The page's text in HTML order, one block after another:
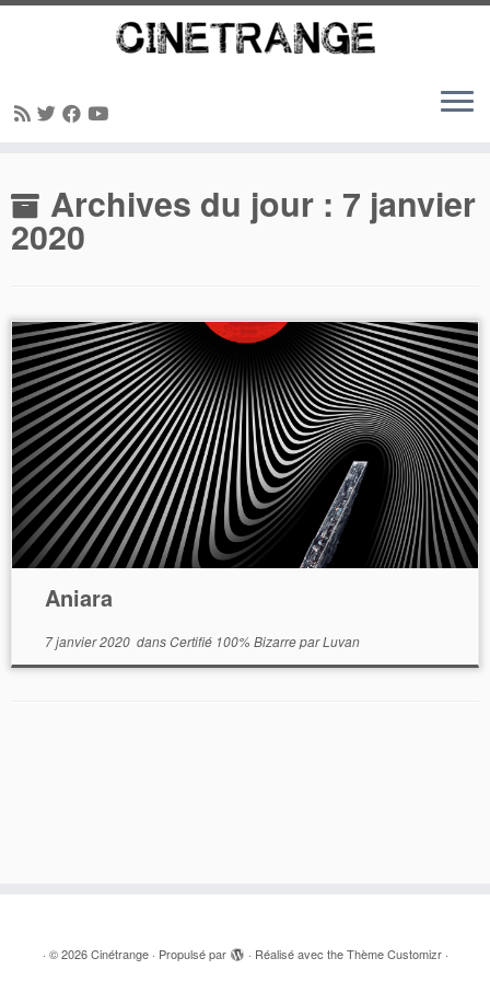
au
contenuArchives du jour : 7 janvier
2020
Aniara
7 janvier 2020dansCertifié 100% BizarreparLuvan
· © 2026 Cinétrange· Propulsé par · Réalisé avec theThème Customizr·